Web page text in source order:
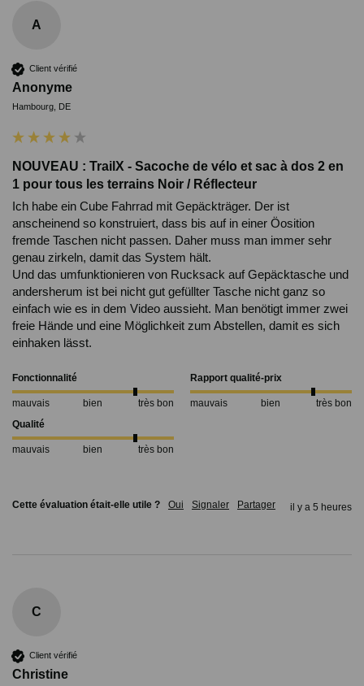
A
Client vérifié
Anonyme
Hambourg, DE
NOUVEAU : TrailX - Sacoche de vélo et sac à dos 2 en
1 pour tous les terrains Noir / Réflecteur
Ich habe ein Cube Fahrrad mit Gepäckträger. Der ist
anscheinend so konstruiert, dass bis auf in einer Öosition
fremde Taschen nicht passen. Daher muss man immer sehr
genau zirkeln, damit das System hält.
Und das umfunktionieren von Rucksack auf Gepäcktasche und
andersherum ist bei nicht gut gefüllter Tasche nicht ganz so
einfach wie es in dem Video aussieht. Man benötigt immer zwei
freie Hände und eine Möglichkeit zum Abstellen, damit es sich
einhaken lässt.
Fonctionnalité
mauvais bien très bon
Rapport qualité-prix
mauvais bien
très bon
Qualité
mauvais bien très bon
Cette évaluation était-elle utile ? Oui Signaler Partager il y a 5 heures
C
Client vérifié
Christine